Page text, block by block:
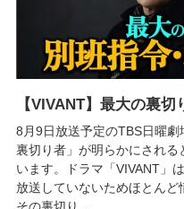
【VIVANT】最大の裏
8月9日放送予定のTBS日曜
裏切り者」が明らかにされ
います。ドラマ「VIVANT」
放送していないためほとん